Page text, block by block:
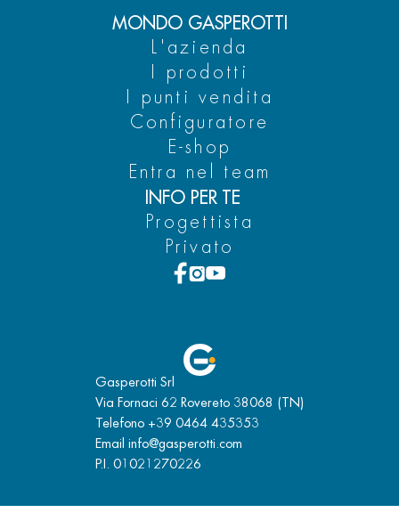
MONDO GASPEROTTI
L'azienda
I prodotti
I punti vendita
Configuratore
E-shop
Entra nel team
INFO PER TE
Progettista
Privato
Gasperotti Srl
Via Fornaci 62 Rovereto 38068 (TN)
Telefono +39 0464 435353
Email info@gasperotti.com
P.I. 01021270226